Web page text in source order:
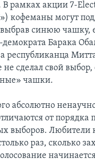
В рамках акции 7-
кофеманы могут
синюю чашку,
демократа Барака
республиканца
не сделал свой
чашки.
абсолютно
от порядка
выборов. Любители
раз, сколько